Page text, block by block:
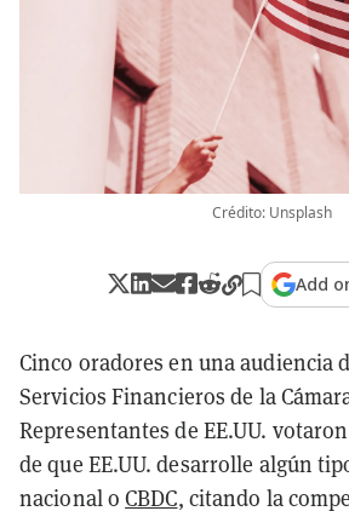
Crédito: Unsplash
Add
Cinco oradores en una audiencia
Servicios Financieros de la
Representantes de EE.UU.
de que EE.UU. desarrolle algún
nacional oCBDC, citando la